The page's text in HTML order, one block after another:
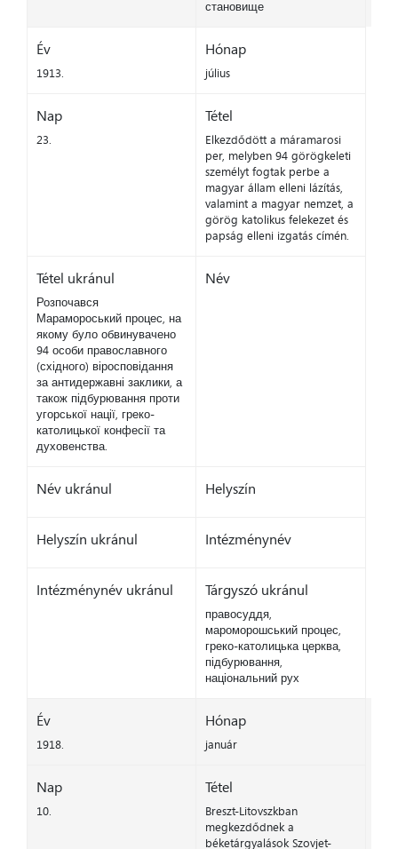
становище
Év
1913.
Hónap
július
Nap
23.
Tétel
Elkezdődött a máramarosi
per, melyben 94 görögkeleti
személyt fogtak perbe a
magyar állam elleni lázítás,
valamint a magyar nemzet, a
görög katolikus felekezet és
papság elleni izgatás címén.
Tétel ukránul
Розпочався
Марамороський процес, на
якому було обвинувачено
94 особи православного
(східного) віросповідання
за антидержавні заклики, а
також підбурювання проти
угорської нації, греко-
католицької конфесії та
духовенства.
Név
Név ukránul Helyszín
Helyszín ukránul Intézménynév
Intézménynév ukránul Tárgyszó ukránul
правосуддя,
мароморошський процес,
греко-католицька церква,
підбурювання,
національний рух
Év
1918.
Hónap
január
Nap
10.
Tétel
Breszt-Litovszkban
megkezdődnek a
béketárgyalások Szovjet-